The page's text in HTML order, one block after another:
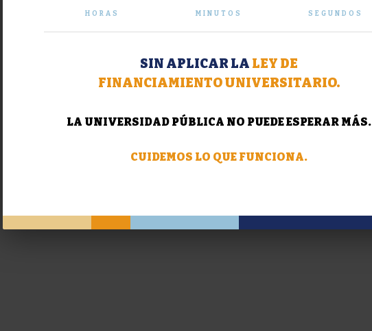
HORAS MINUTOS SEGUNDOS
SIN APLICAR LA LEY DE
FINANCIAMIENTO UNIVERSITARIO.
LA UNIVERSIDAD PÚBLICA NO PUEDE ESPERAR MÁS.
CUIDEMOS LO QUE FUNCIONA.